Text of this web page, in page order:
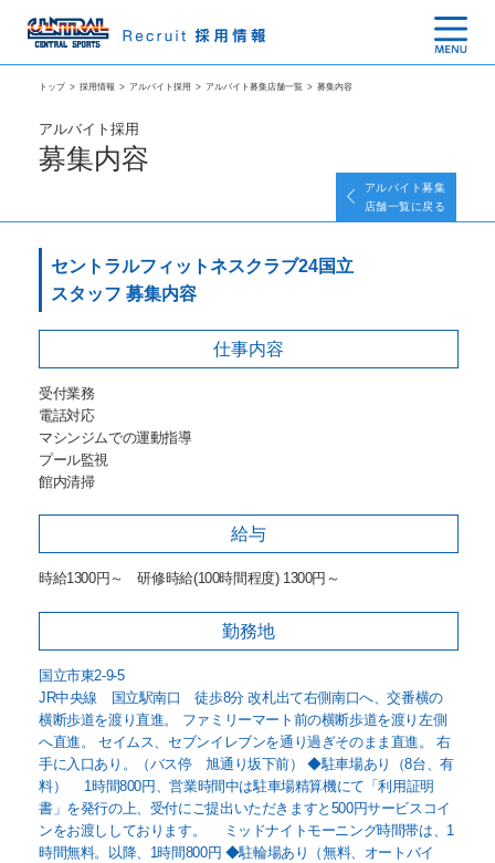
トップ > 採用情報 > アルバイト採用 > アルバイト募集店舗一覧 > 募集内容
アルバイト採用
募集内容
アルバイト募集
店舗一覧に戻る
セントラルフィットネスクラブ24国立
スタッフ 募集内容
仕事内容
受付業務
電話対応
マシンジムでの運動指導
プール監視
館内清掃
給与
時給1300円～ 研修時給(100時間程度) 1300円～
勤務地
国立市東2-9-5
JR中央線 国立駅南口 徒歩8分 改札出て右側南口へ、交番横の
横断歩道を渡り直進。 ファミリーマート前の横断歩道を渡り左側
へ直進。 セイムス、セブンイレブンを通り過ぎそのまま直進。 右
手に入口あり。（バス停 旭通り坂下前） ◆駐車場あり（8台、有
料） 1時間800円、営業時間中は駐車場精算機にて「利用証明
書」を発行の上、受付にご提出いただきますと500円サービスコイ
ンをお渡ししております。 ミッドナイトモーニング時間帯は、1
時間無料。以降、1時間800円 ◆駐輪場あり（無料、オートバイ